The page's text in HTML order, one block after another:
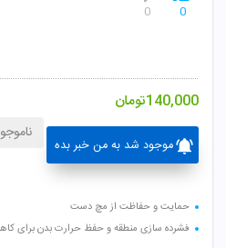
0
0
140,000تومان
موجود شد به من خبر بده
حمایت و حفاظت از مچ دست
فشرده سازی منطقه و حفظ حرارت بدن برای